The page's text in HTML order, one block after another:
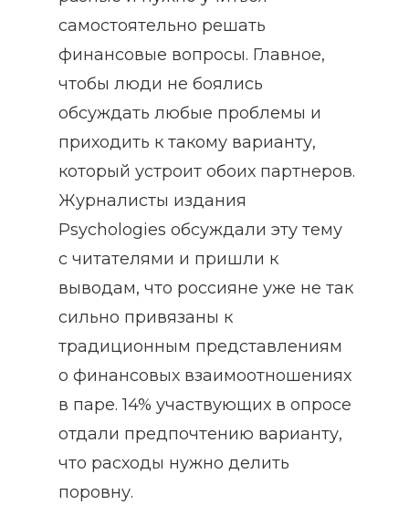
самостоятельно решать
финансовые вопросы. Главное,
чтобы люди не боялись
обсуждать любые проблемы и
приходить к такому варианту,
который устроит обоих партнеров.
Журналисты издания
Psychologies обсуждали эту тему
с читателями и пришли к
выводам, что россияне уже не так
сильно привязаны к
традиционным представлениям
о финансовых взаимоотношениях
в паре. 14% участвующих в опросе
отдали предпочтению варианту,
что расходы нужно делить
поровну.